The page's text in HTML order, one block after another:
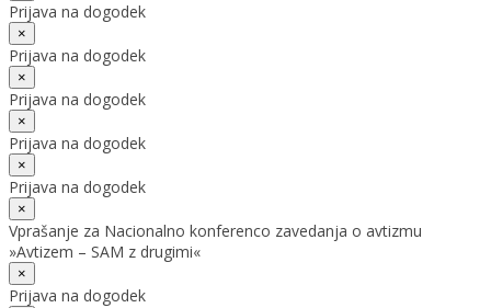
Prijava na dogodek
×
Prijava na dogodek
×
Prijava na dogodek
×
Prijava na dogodek
×
Prijava na dogodek
×
Vprašanje za Nacionalno konferenco zavedanja o avtizmu
»Avtizem – SAM z drugimi«
×
Prijava na dogodek